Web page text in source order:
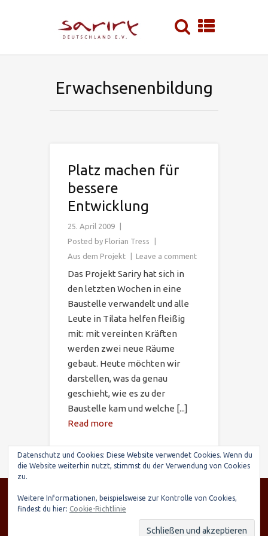
Erwachsenenbildung
Platz machen für
bessere
Entwicklung
25. April 2009
Posted by Florian Tress
Aus dem Projekt
Leave a comment
Das Projekt Sariry hat sich in
den letzten Wochen in eine
Baustelle verwandelt und alle
Leute in Tilata helfen fleißig
mit: mit vereinten Kräften
werden zwei neue Räume
gebaut. Heute möchten wir
darstellen, was da genau
geschieht, wie es zu der
Baustelle kam und welche [...]
Read more
Datenschutz und Cookies: Diese Website verwendet Cookies. Wenn du
die Website weiterhin nutzt, stimmst du der Verwendung von Cookies
zu.
Weitere Informationen, beispielsweise zur Kontrolle von Cookies,
findest du hier: Cookie-Richtlinie
© SARIRY Deutschland e.V., Seltenhornstr. 21,
84559 Kraiburg | Spendenkonto: Raiffeisenbank
9568 0000 7248 15, BIC: GENODEF1TAE